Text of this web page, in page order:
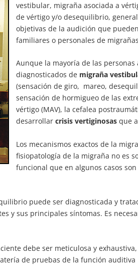
vestibular, migraña asociada a
de vértigo y/o desequilibrio,
objetivas de la audición que
familiares o personales de
Aunque la mayoría de las
diagnosticados de migraña
(sensación de giro, mareo,
sensación de hormigueo de las
vértigo (MAV), la cefalea
desarrollar crisis vertiginosas que
Los mecanismos exactos de la
fisiopatología de la migraña no es
funcional que en algunos casos
puede ser diagnosticada y
y sus principales síntomas. Es
debe ser meticulosa y
de pruebas de la función